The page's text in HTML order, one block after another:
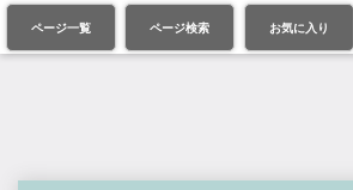
ページ一覧 ページ検索 お気に入り